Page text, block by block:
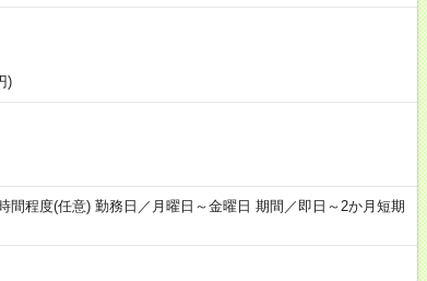
)
間程度(任意) 勤務日／月曜日～金曜日 期間／即日～2か月短期